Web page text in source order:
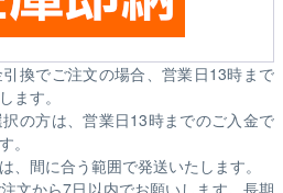
換でご注文の場合、営業日13時まで
ます。
の方は、営業日13時までのご入金で
。
、間に合う範囲で発送いたします。